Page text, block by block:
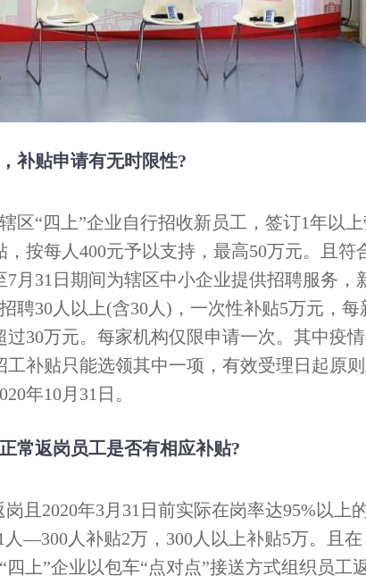
补贴申请有无时限性?
区“四上”企业自行招收新员工，签订1年以
按每人400元予以支持，最高50万元。且符
月31日期间为辖区中小企业提供招聘服务，
聘30人以上(含30人)，一次性补贴5万元，每
30万元。每家机构仅限申请一次。其中疫
补贴只能选领其中一项，有效受理日起原
年10月31日。
常返岗员工是否有相应补贴?
且2020年3月31日前实际在岗率达95%以上
—300人补贴2万，300人以上补贴5万。且在
上”企业以包车“点对点”接送方式组织员工